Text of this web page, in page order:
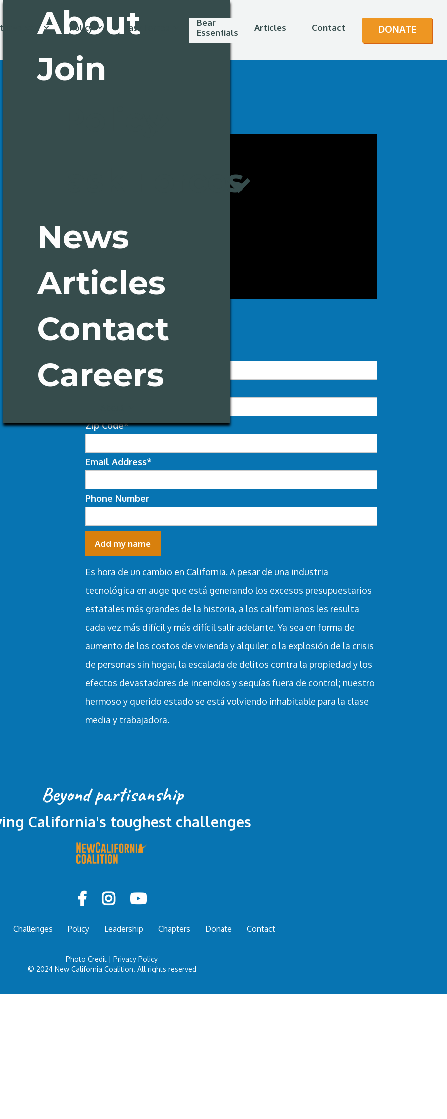
About
Join
Task Forces
News
Articles
Contact
Careers
involved Policy Task Forces
Bear
Essentials
Articles Contact DONATE
Last Name*
Zip Code*
Email Address*
Phone Number
Es hora de un cambio en California. A pesar de una industria
tecnológica en auge que está generando los excesos presupuestarios
estatales más grandes de la historia, a los californianos les resulta
cada vez más difícil y más difícil salir adelante. Ya sea en forma de
aumento de los costos de vivienda y alquiler, o la explosión de la crisis
de personas sin hogar, la escalada de delitos contra la propiedad y los
efectos devastadores de incendios y sequías fuera de control; nuestro
hermoso y querido estado se está volviendo inhabitable para la clase
media y trabajadora.
Beyond partisanship
California's toughest challenges
  
Challenges Policy Leadership Chapters Donate Contact
Photo Credit | Privacy Policy
© 2024 New California Coalition. All rights reserved